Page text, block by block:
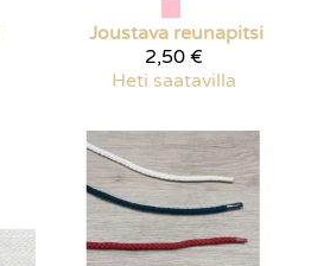
Joustava reunapitsi
2,50 €
Heti saatavilla